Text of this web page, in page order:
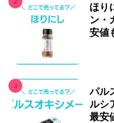
ほり
ン・
安値
パル
ルシ
最安